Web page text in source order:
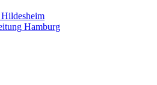
Hamburg